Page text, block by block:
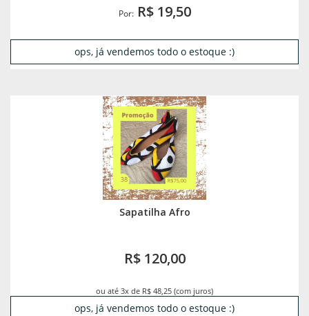
Por:R$ 19,50
ops, já vendemos todo o estoque :)
Sapatilha Afro
R$ 120,00
ou até 3x de R$ 48,25 (com juros)
ops, já vendemos todo o estoque :)